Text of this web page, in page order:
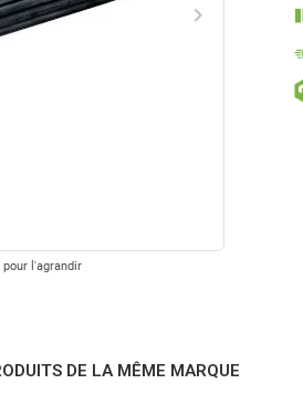
Suivant
keyboard_arrow_right
l'agrandir
DE LA MÊME MARQUE